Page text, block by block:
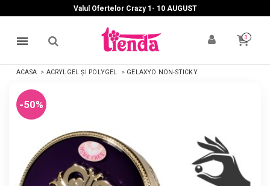
Valul Ofertelor Crazy 1- 10 AUGUST
0
ACASA ACRYLGEL ȘI POLYGEL GELAXYO NON-STICKY
-50%